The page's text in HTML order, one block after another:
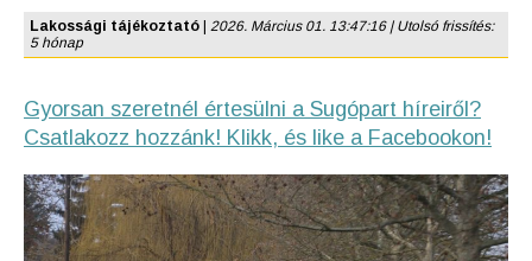
Lakossági tájékoztató
2026. Március 01. 13:47:16 | Utolsó frissítés:
5 hónap
Gyorsan szeretnél értesülni a Sugópart híreiről?
Csatlakozz hozzánk! Klikk, és like a Facebookon!